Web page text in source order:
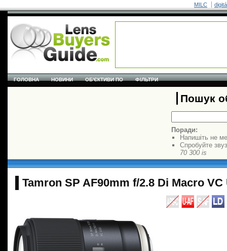
MILC
ГОЛОВНА НОВИНИ ОБ'ЄКТИВИ ПО ФІЛЬТРИ
Пошук
Поради:
Напишіть не
Спробуйте
70 300 is
Tamron SP AF90mm f/2.8 Di Macro VC